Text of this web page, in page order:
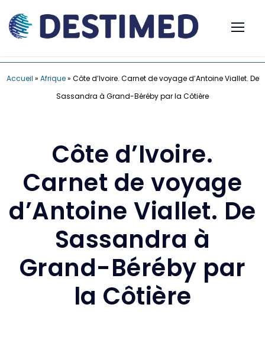
Accueil » Afrique» Côte d’Ivoire. Carnet de voyage d’Antoine Viallet. De
Sassandra à Grand-Béréby par la Côtière
Côte d’Ivoire.
Carnet de voyage
d’Antoine Viallet. De
Sassandra à
Grand-Béréby par
la Côtière